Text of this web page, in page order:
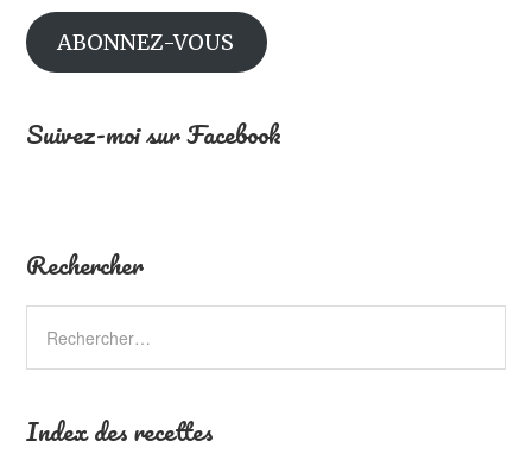
ABONNEZ-VOUS
Suivez-moi sur Facebook
Rechercher
Index des recettes